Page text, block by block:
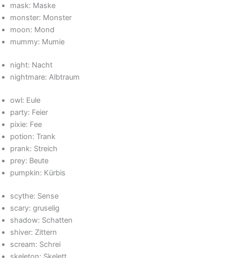
mask: Maske
monster: Monster
moon: Mond
mummy: Mumie
night: Nacht
nightmare: Albtraum
owl: Eule
party: Feier
pixie: Fee
potion: Trank
prank: Streich
prey: Beute
pumpkin: Kürbis
scythe: Sense
scary: gruselig
shadow: Schatten
shiver: Zittern
scream: Schrei